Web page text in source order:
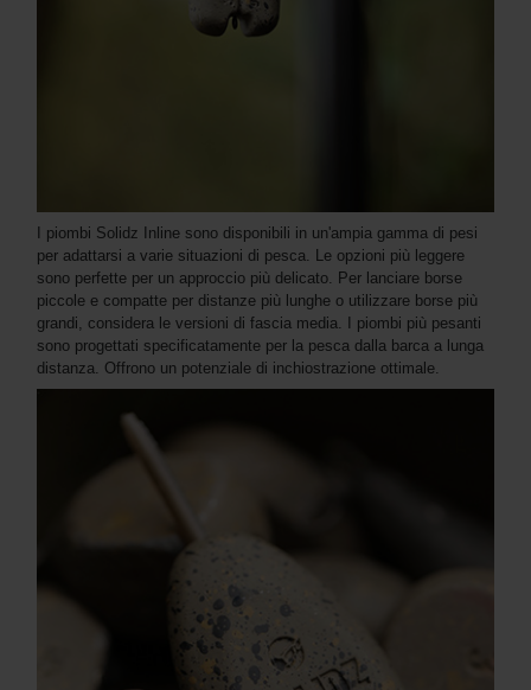
I piombi Solidz Inline sono disponibili in un'ampia gamma di pesi
per adattarsi a varie situazioni di pesca. Le opzioni più leggere
sono perfette per un approccio più delicato. Per lanciare borse
piccole e compatte per distanze più lunghe o utilizzare borse più
grandi, considera le versioni di fascia media. I piombi più pesanti
sono progettati specificatamente per la pesca dalla barca a lunga
distanza. Offrono un potenziale di inchiostrazione ottimale.